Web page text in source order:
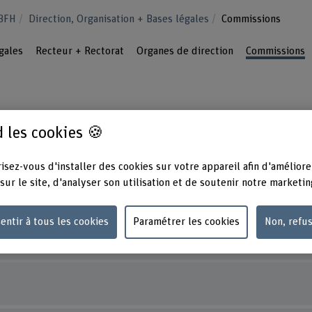
Direction, Organisation + Bases légales Commissions
Recteur + Rectorat Organes de direction Commissions
Haute école spécialisée bernoise
thématiques transversales importantes.
les cookies 🍪
vous d'installer des cookies sur votre appareil afin
le site, d'analyser son utilisation et de soutenir notre
à tous les cookies Paramétrer les cookies Non,